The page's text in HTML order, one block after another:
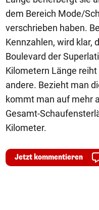
dem Bereich Mode/
verschrieben haben.
Kennzahlen, wird klar,
Boulevard der
Kilometern Länge
andere. Bezieht man
kommt man auf mehr
Gesamt-
Kilometer.
Jetzt kommentieren